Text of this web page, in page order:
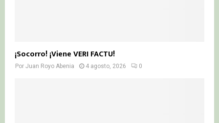
¡Socorro! ¡Viene VERI FACTU!
Por Juan Royo Abenia 4 agosto, 2026 0